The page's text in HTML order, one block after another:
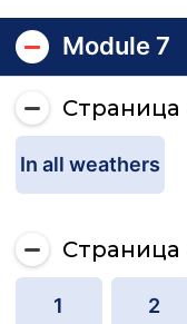
Module 7
Страница
In all weathers
Страница
1 2